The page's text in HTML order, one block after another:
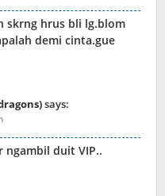
skrng hrus bli lg.blom
demi cinta.gue
says:
ngambil duit VIP..